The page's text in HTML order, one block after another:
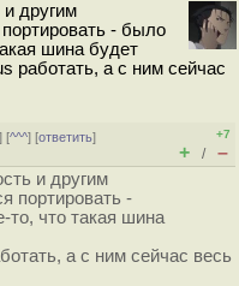
другим
- было
шина будет
работать, а с ним сейчас
] [^^^] [ответить]
+7
+ / –
и другим
портировать -
что такая шина
а с ним сейчас весь